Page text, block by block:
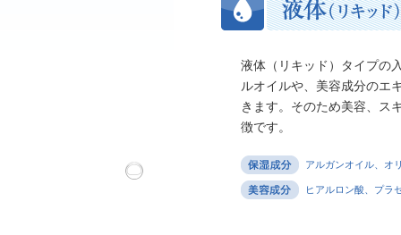
液体（リキッド）タイプの
ルオイルや、美容成分のエ
きます。そのため美容、ス
徴です。
アルガンオイル、オ
ヒアルロン酸、プラ